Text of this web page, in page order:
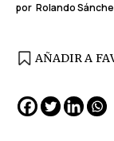
por Rolando
AÑADIR A